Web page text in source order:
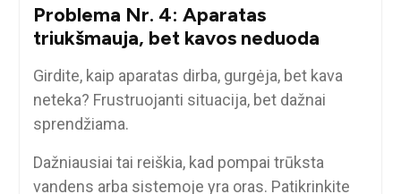
Problema Nr. 4: Aparatas
triukšmauja, bet kavos neduoda
Girdite, kaip aparatas dirba, gurgėja, bet kava
neteka? Frustruojanti situacija, bet dažnai
sprendžiama.
Dažniausiai tai reiškia, kad pompai trūksta
vandens arba sistemoje yra oras. Patikrinkite